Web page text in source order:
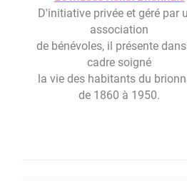
D'initiative privée et géré par
association
de bénévoles, il présente
cadre soigné
la vie des habitants du
de 1860 à 1950.